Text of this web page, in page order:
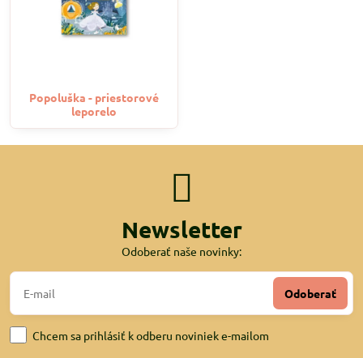
Popoluška - priestorové
leporelo
Newsletter
Odoberať naše novinky:
Odoberať
Chcem sa prihlásiť k odberu noviniek e-mailom